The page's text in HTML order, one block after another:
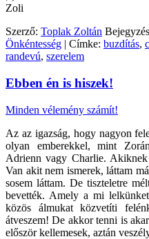
Zoli
Szerző: Toplak Zoltán
Önkéntesség | Címke: buzdítás,
randevú, szerelem
Ebben én is hiszek!
Minden vélemény számít!
Az az igazság, hogy nagyon
olyan emberekkel, mint
Adrienn vagy Charlie.
Van akit nem ismerek, láttam
sosem láttam. De tiszteletre
bevették. Amely a mi
közös álmukat közvetíti
átveszem! De akkor tenni is
először kellemesek, aztán